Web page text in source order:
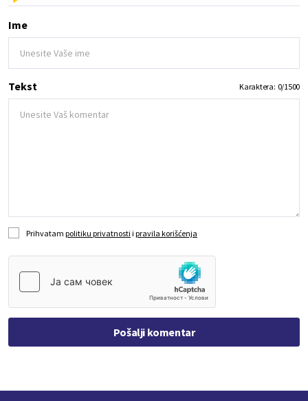
Ime
Tekst Karaktera: 0/1500
Prihvatam politiku privatnosti i pravila korišćenja
Pošalji komentar